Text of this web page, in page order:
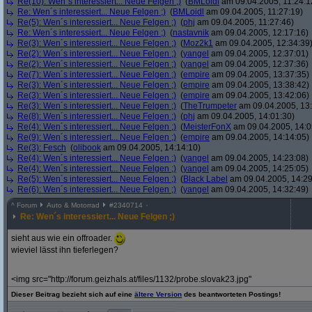
Re: Wen´s interessiert... Neue Felgen ;) (BMLoidl am 09.04.2005, 11:27:19)
Re(5): Wen´s interessiert... Neue Felgen ;) (phj am 09.04.2005, 11:27:46)
Re: Wen´s interessiert... Neue Felgen ;) (nastavnik am 09.04.2005, 12:17:16)
Re(3): Wen´s interessiert... Neue Felgen ;) (Moz2k1 am 09.04.2005, 12:34:39)
Re(2): Wen´s interessiert... Neue Felgen ;) (yangel am 09.04.2005, 12:37:01)
Re(2): Wen´s interessiert... Neue Felgen ;) (yangel am 09.04.2005, 12:37:36)
Re(7): Wen´s interessiert... Neue Felgen ;) (empire am 09.04.2005, 13:37:35)
Re(3): Wen´s interessiert... Neue Felgen ;) (empire am 09.04.2005, 13:38:42)
Re(3): Wen´s interessiert... Neue Felgen ;) (empire am 09.04.2005, 13:42:06)
Re(3): Wen´s interessiert... Neue Felgen ;) (TheTrumpeter am 09.04.2005,
Re(8): Wen´s interessiert... Neue Felgen ;) (phj am 09.04.2005, 14:01:30)
Re(4): Wen´s interessiert... Neue Felgen ;) (MeisterFonX am 09.04.2005,
Re(9): Wen´s interessiert... Neue Felgen ;) (empire am 09.04.2005, 14:14:05)
Re(3): Fesch (olibook am 09.04.2005, 14:14:10)
Re(4): Wen´s interessiert... Neue Felgen ;) (yangel am 09.04.2005, 14:23:08)
Re(4): Wen´s interessiert... Neue Felgen ;) (yangel am 09.04.2005, 14:25:05)
Re(5): Wen´s interessiert... Neue Felgen ;) (Black Label am 09.04.2005,
Re(6): Wen´s interessiert... Neue Felgen ;) (yangel am 09.04.2005, 14:32:49)
^ Forum Auto & Motorrad #2340714
Re: Wen´s interessiert... Neue Felgen ;)
sieht aus wie ein offroader.
wieviel lässt ihn tieferlegen?
<img src="http://forum.geizhals.at/files/1132/probe.slovak23.jpg"
Dieser Beitrag bezieht sich auf eine ältere Version des beantworteten Postings!